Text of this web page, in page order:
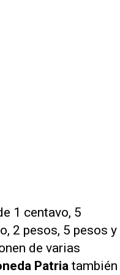
1 centavo, 5
2 pesos, 5 pesos y
de varias
Patria también